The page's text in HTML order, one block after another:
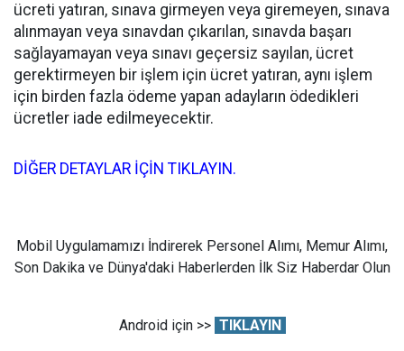
ücreti yatıran, sınava girmeyen veya giremeyen, sınava
alınmayan veya sınavdan çıkarılan, sınavda başarı
sağlayamayan veya sınavı geçersiz sayılan, ücret
gerektirmeyen bir işlem için ücret yatıran, aynı işlem
için birden fazla ödeme yapan adayların ödedikleri
ücretler iade edilmeyecektir.
DİĞER DETAYLAR İÇİN TIKLAYIN.
Mobil Uygulamamızı İndirerek Personel Alımı, Memur Alımı,
Son Dakika ve Dünya'daki Haberlerden İlk Siz Haberdar Olun
Android için >> TIKLAYIN